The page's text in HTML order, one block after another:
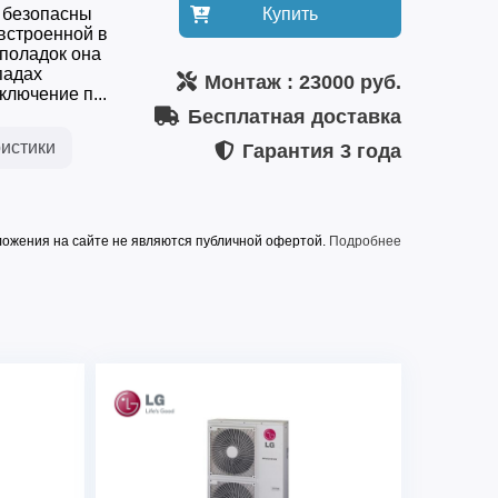
в
она
п...
Купить
Монтаж: 23000 руб.
Бесплатная доставка
Гарантия 3 года
на сайте не являются публичной офертой. Подробнее
160 м2
18.5 кВт